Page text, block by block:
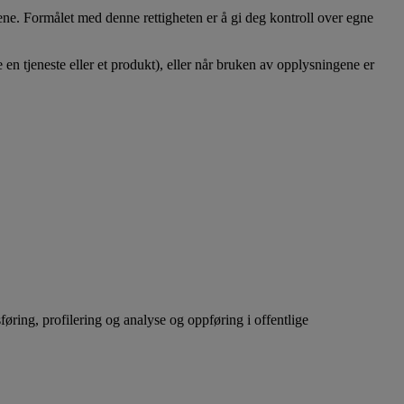
Formålet med denne rettigheten er å gi deg kontroll over egne
tjeneste eller et produkt), eller når bruken av opplysningene er
profilering og analyse og oppføring i offentlige